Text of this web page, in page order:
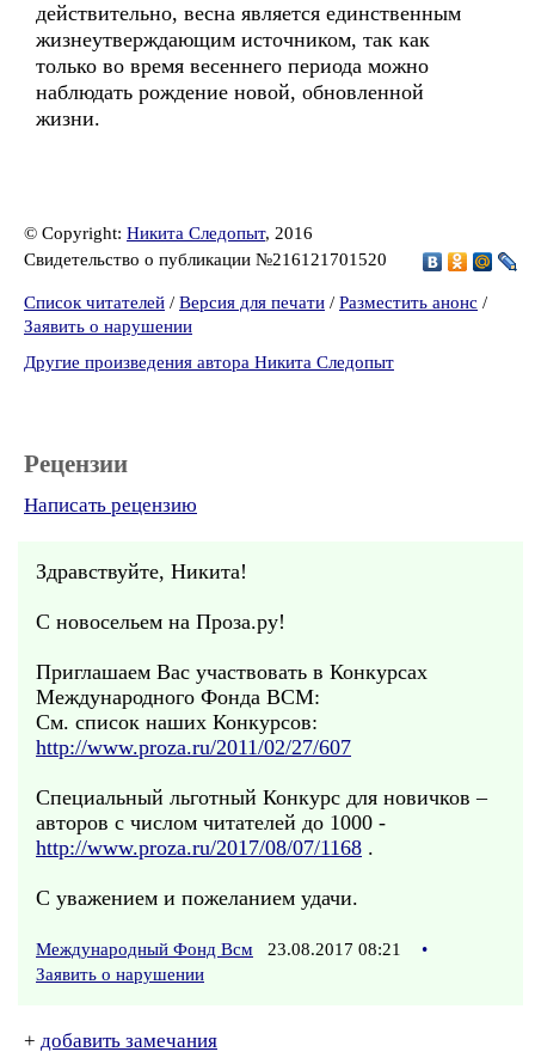
действительно, весна является единственным
жизнеутверждающим источником, так как
только во время весеннего периода можно
наблюдать рождение новой, обновленной
жизни.
© Copyright: Никита Следопыт, 2016
Свидетельство о публикации №216121701520
Список читателей / Версия для печати / Разместить анонс /
Заявить о нарушении
Другие произведения автора Никита Следопыт
Рецензии
Написать рецензию
Здравствуйте, Никита!
С новосельем на Проза.ру!
Приглашаем Вас участвовать в Конкурсах
Международного Фонда ВСМ:
См. список наших Конкурсов:
http://www.proza.ru/2011/02/27/607
Специальный льготный Конкурс для новичков –
авторов с числом читателей до 1000 -
http://www.proza.ru/2017/08/07/1168 .
С уважением и пожеланием удачи.
Международный Фонд Всм 23.08.2017 08:21
•
Заявить о нарушении
+ добавить замечания